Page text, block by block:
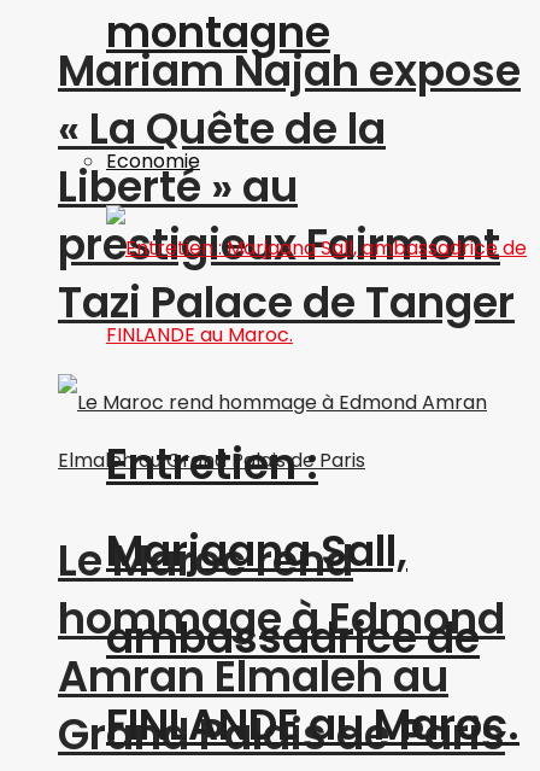
Mariam Najah expose
« La Quête de la
Liberté » au
prestigieux Fairmont
Tazi Palace de Tanger
Le Maroc rend
hommage à Edmond
Amran Elmaleh au
Grand Palais de Paris
montagne
Economie
Entretien :
Marjaana Sall,
ambassadrice de
FINLANDE au Maroc.